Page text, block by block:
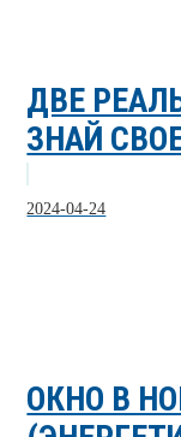
ДВЕ
ЗНАЙ
2024-04-24
ОКНО В